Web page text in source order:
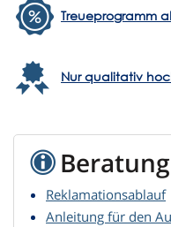
Treueprogramm
Nur qualitativ
Beratung
Reklamationsablauf
Anleitung für den